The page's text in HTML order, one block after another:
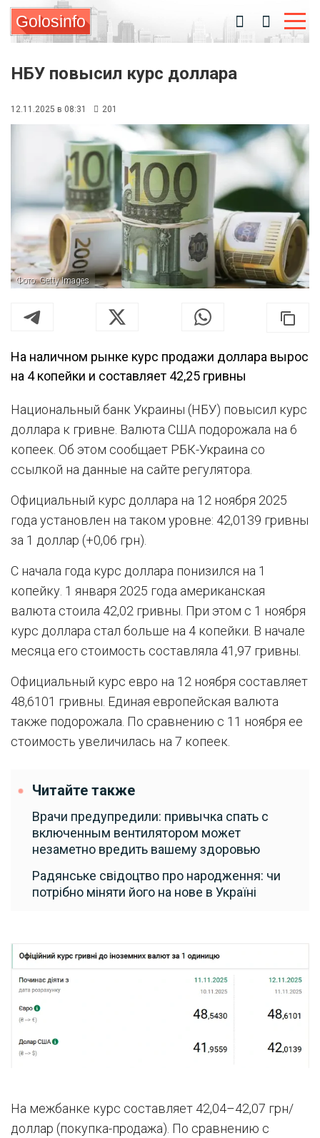
Golosinfo
НБУ повысил курс доллара
12.11.2025 в 08:31 201
Фото: Getty Images
На наличном рынке курс продажи доллара вырос
на 4 копейки и составляет 42,25 гривны
Национальный банк Украины (НБУ) повысил курс
доллара к гривне. Валюта США подорожала на 6
копеек. Об этом сообщает РБК-Украина со
ссылкой на данные на сайте регулятора.
Официальный курс доллара на 12 ноября 2025
года установлен на таком уровне: 42,0139 гривны
за 1 доллар (+0,06 грн).
С начала года курс доллара понизился на 1
копейку. 1 января 2025 года американская
валюта стоила 42,02 гривны. При этом с 1 ноября
курс доллара стал больше на 4 копейки. В начале
месяца его стоимость составляла 41,97 гривны.
Официальный курс евро на 12 ноября составляет
48,6101 гривны. Единая европейская валюта
также подорожала. По сравнению с 11 ноября ее
стоимость увеличилась на 7 копеек.
Читайте также
Врачи предупредили: привычка спать с
включенным вентилятором может
незаметно вредить вашему здоровью
Радянське свідоцтво про народження: чи
потрібно міняти його на нове в Україні
На межбанке курс составляет 42,04–42,07 грн/
доллар (покупка-продажа). По сравнению с